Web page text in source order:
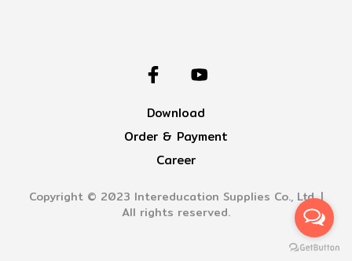
Download
Order & Payment
Career
Copyright © 2023 Intereducation Supplies Co., Ltd. |
All rights reserved.